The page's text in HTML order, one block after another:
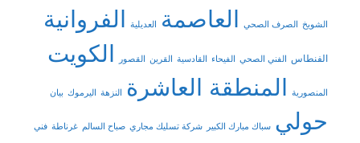
الشويخ الصرف الصحي العاصمة العديلية الفروانية
الفنطاس الفني الصحي الفيحاء القادسية القرين القصور الكويت
المنصورية المنطقة العاشرة النزهة اليرموك بيان
حولي سباك مبارك الكبير شركة تسليك مجاري صباح السالم غرناطة فني